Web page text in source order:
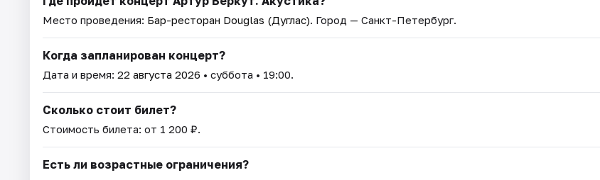
Место проведения: Бар-ресторан Douglas (Дуглас). Город — Санкт-Петербург.
Когда запланирован концерт?
Дата и время: 22 августа 2026 • суббота • 19:00.
Сколько стоит билет?
Стоимость билета: от 1 200 ₽.
Есть ли возрастные ограничения?